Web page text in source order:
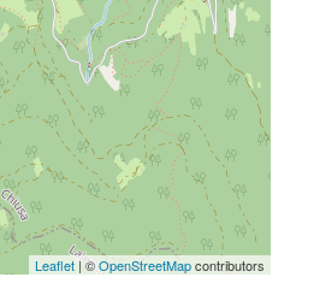
Leaflet| ©OpenStreetMapcontributors